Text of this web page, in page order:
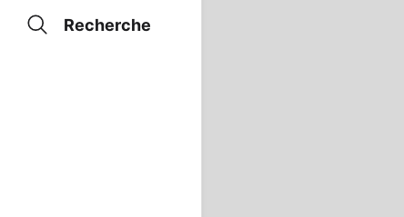
Recherche